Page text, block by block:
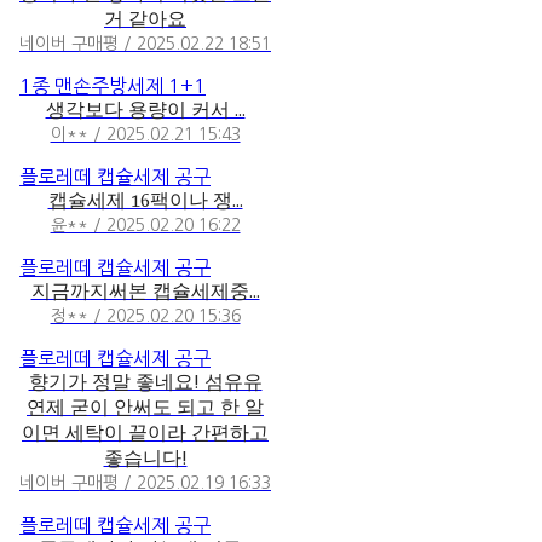
거 같아요
네이버 구매평 / 2025.02.22 18:51
1종 맨손주방세제 1+1
생각보다 용량이 커서 ...
이** / 2025.02.21 15:43
플로레떼 캡슐세제 공구
캡슐세제 16팩이나 쟁...
윤** / 2025.02.20 16:22
플로레떼 캡슐세제 공구
지금까지써본 캡슐세제중...
정** / 2025.02.20 15:36
플로레떼 캡슐세제 공구
향기가 정말 좋네요! 섬유유
연제 굳이 안써도 되고 한 알
이면 세탁이 끝이라 간편하고
좋습니다!
네이버 구매평 / 2025.02.19 16:33
플로레떼 캡슐세제 공구